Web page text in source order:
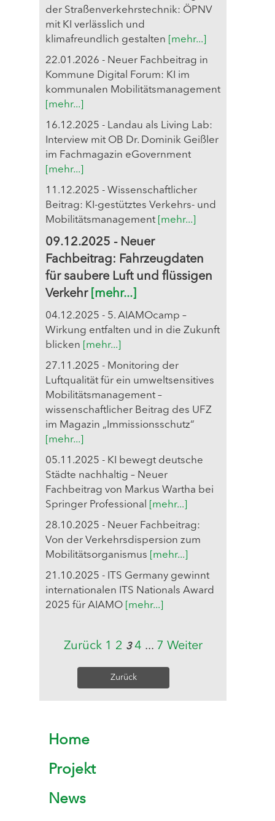
der Straßenverkehrstechnik: ÖPNV
mit KI verlässlich und
klimafreundlich gestalten
[mehr...]
22.01.2026 - Neuer Fachbeitrag in
Kommune Digital Forum: KI im
kommunalen Mobilitätsmanagement
[mehr...]
16.12.2025 - Landau als Living Lab:
Interview mit OB Dr. Dominik Geißler
im Fachmagazin eGovernment
[mehr...]
11.12.2025 - Wissenschaftlicher
Beitrag: KI-gestütztes Verkehrs- und
Mobilitätsmanagement [mehr...]
09.12.2025 - Neuer
Fachbeitrag: Fahrzeugdaten
für saubere Luft und flüssigen
Verkehr [mehr...]
04.12.2025 - 5. AIAMOcamp –
Wirkung entfalten und in die Zukunft
blicken
[mehr...]
27.11.2025 - Monitoring der
Luftqualität für ein umweltsensitives
Mobilitätsmanagement –
wissenschaftlicher Beitrag des UFZ
im Magazin „Immissionsschutz“
[mehr...]
05.11.2025 - KI bewegt deutsche
Städte nachhaltig – Neuer
Fachbeitrag von Markus Wartha bei
Springer Professional
[mehr...]
28.10.2025 - Neuer Fachbeitrag:
Von der Verkehrsdispersion zum
Mobilitätsorganismus
[mehr...]
21.10.2025 - ITS Germany gewinnt
internationalen ITS Nationals Award
2025 für AIAMO [mehr...]
Zurück 1 2 3 4 ... 7 Weiter
Zurück
Home
Projekt
News